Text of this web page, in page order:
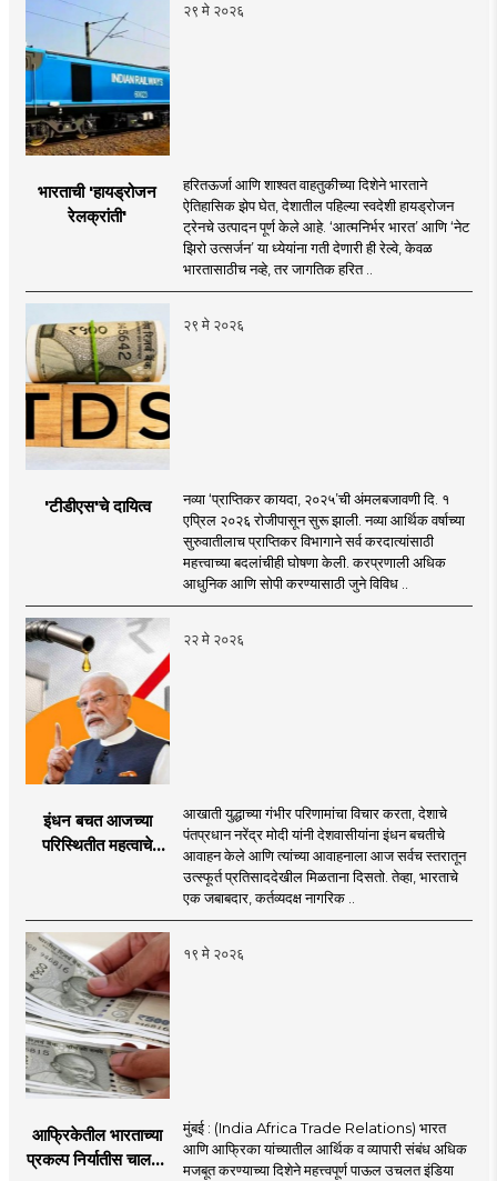
२९ मे २०२६
भारताची 'हायड्रोजन
रेलक्रांती'
हरितऊर्जा आणि शाश्वत वाहतुकीच्या दिशेने भारताने
ऐतिहासिक झेप घेत, देशातील पहिल्या स्वदेशी हायड्रोजन
ट्रेनचे उत्पादन पूर्ण केले आहे. ‘आत्मनिर्भर भारत’ आणि ‘नेट
झिरो उत्सर्जन’ या ध्येयांना गती देणारी ही रेल्वे, केवळ
भारतासाठीच नव्हे, तर जागतिक हरित ..
२९ मे २०२६
'टीडीएस'चे दायित्व
नव्या ‘प्राप्तिकर कायदा, २०२५’ची अंमलबजावणी दि. १
एप्रिल २०२६ रोजीपासून सुरू झाली. नव्या आर्थिक वर्षाच्या
सुरुवातीलाच प्राप्तिकर विभागाने सर्व करदात्यांसाठी
महत्त्वाच्या बदलांचीही घोषणा केली. करप्रणाली अधिक
आधुनिक आणि सोपी करण्यासाठी जुने विविध ..
२२ मे २०२६
इंधन बचत आजच्या
परिस्थितीत महत्वाचे
आखाती युद्धाच्या गंभीर परिणामांचा विचार करता, देशाचे
पंतप्रधान नरेंद्र मोदी यांनी देशवासीयांना इंधन बचतीचे
आवाहन केले आणि त्यांच्या आवाहनाला आज सर्वच स्तरातून
उत्स्फूर्त प्रतिसाददेखील मिळताना दिसतो. तेव्हा, भारताचे
एक जबाबदार, कर्तव्यदक्ष नागरिक ..
१९ मे २०२६
आफ्रिकेतील भारताच्या
प्रकल्प निर्यातीस चालना;
मुंबई : (India Africa Trade Relations) भारत
आणि आफ्रिका यांच्यातील आर्थिक व व्यापारी संबंध अधिक
मजबूत करण्याच्या दिशेने महत्त्वपूर्ण पाऊल उचलत इंडिया